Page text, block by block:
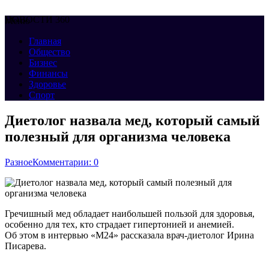
НОВОСТИ 360
Меню
Главная
Общество
Бизнес
Финансы
Здоровье
Спорт
Диетолог назвала мед, который самый
полезный для организма человека
РазноеКомментарии: 0
Гречишный мед обладает наибольшей пользой для здоровья,
особенно для тех, кто страдает гипертонией и анемией.
Об этом в интервью «М24» рассказала врач-диетолог Ирина
Писарева.